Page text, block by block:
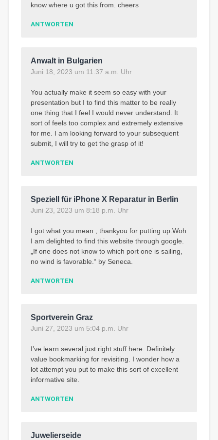
know where u got this from. cheers
ANTWORTEN
Anwalt in Bulgarien
Juni 18, 2023 um 11:37 a.m. Uhr
You actually make it seem so easy with your
presentation but I to find this matter to be really
one thing that I feel I would never understand. It
sort of feels too complex and extremely extensive
for me. I am looking forward to your subsequent
submit, I will try to get the grasp of it!
ANTWORTEN
Speziell für iPhone X Reparatur in Berlin
Juni 23, 2023 um 8:18 p.m. Uhr
I got what you mean , thankyou for putting up.Woh
I am delighted to find this website through google.
„If one does not know to which port one is sailing,
no wind is favorable.“ by Seneca.
ANTWORTEN
Sportverein Graz
Juni 27, 2023 um 5:04 p.m. Uhr
I’ve learn several just right stuff here. Definitely
value bookmarking for revisiting. I wonder how a
lot attempt you put to make this sort of excellent
informative site.
ANTWORTEN
Juwelierseide